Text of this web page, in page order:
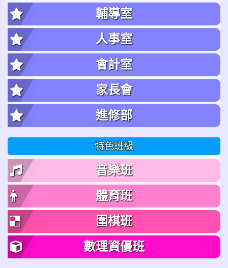
輔導室
人事室
會計室
家長會
進修部
特色班級
音樂班
體育班
圍棋班
數理資優班